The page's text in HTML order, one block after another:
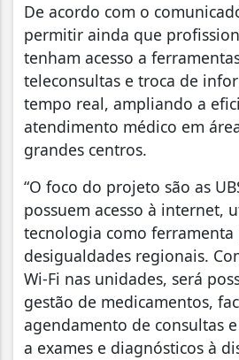
De acordo com o
permitir ainda que
tenham acesso a
teleconsultas e troca de
tempo real, ampliando a
atendimento médico em
grandes centros.
“O foco do projeto são as
possuem acesso à internet,
tecnologia como
desigualdades regionais.
Wi-Fi nas unidades, será
gestão de medicamentos,
agendamento de consultas
a exames e diagnósticos à